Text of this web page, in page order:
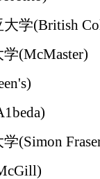
学(British
(McMaster)